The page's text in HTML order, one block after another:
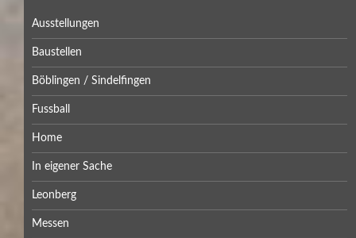
Ausstellungen
Baustellen
Böblingen / Sindelfingen
Fussball
Home
In eigener Sache
Leonberg
Messen